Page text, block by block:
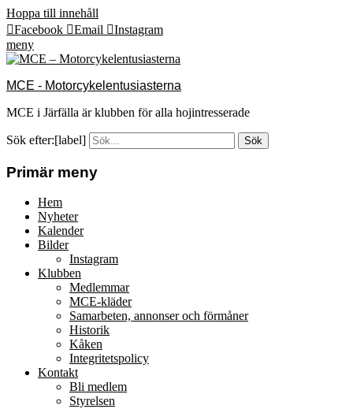
Hoppa till innehåll
Facebook
Email
Instagram
meny
MCE - Motorcykelentusiasterna
MCE i Järfälla är klubben för alla hojintresserade
Sök efter:[label]
Primär meny
Hem
Nyheter
Kalender
Bilder
Instagram
Klubben
Medlemmar
MCE-kläder
Samarbeten, annonser och förmåner
Historik
Kåken
Integritetspolicy
Kontakt
Bli medlem
Styrelsen